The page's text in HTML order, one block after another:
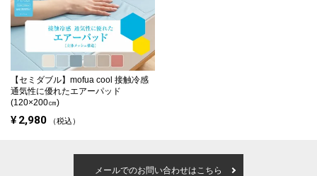
【セミダブル】 mofua cool 接触冷感
通気性に優れたエアーパッド
(120×200㎝)
¥ 2,980 税込
メールでのお問い合わせはこちら